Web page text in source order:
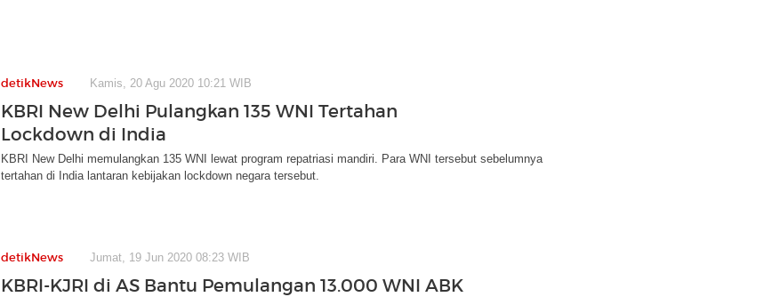
detikNews Kamis, 20 Agu 2020 10:21 WIB
KBRI New Delhi Pulangkan 135 WNI Tertahan
Lockdown di India
KBRI New Delhi memulangkan 135 WNI lewat program repatriasi mandiri. Para WNI tersebut sebelumnya
tertahan di India lantaran kebijakan lockdown negara tersebut.
detikNews Jumat, 19 Jun 2020 08:23 WIB
KBRI-KJRI di AS Bantu Pemulangan 13.000 WNI ABK